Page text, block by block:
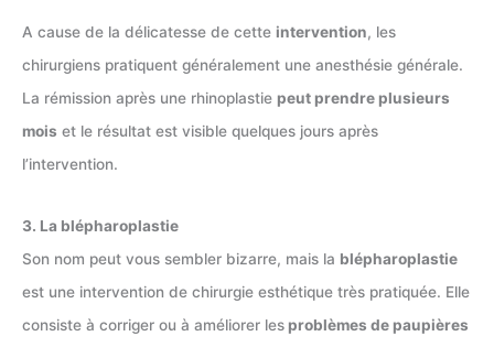
A cause de la délicatesse de cette intervention, les
chirurgiens pratiquent généralement une anesthésie générale.
La rémission après une rhinoplastie peut prendre plusieurs
mois et le résultat est visible quelques jours après
l’intervention.
3. La blépharoplastie
Son nom peut vous sembler bizarre, mais la blépharoplastie
est une intervention de chirurgie esthétique très pratiquée. Elle
consiste à corriger ou à améliorer les problèmes de paupières